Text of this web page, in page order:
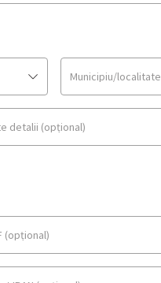
Municipiu/localitate
detalii (opțional)
(opțional)